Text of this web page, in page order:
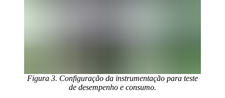
Figura 3. Configuração da instrumentação para teste
de desempenho e consumo.